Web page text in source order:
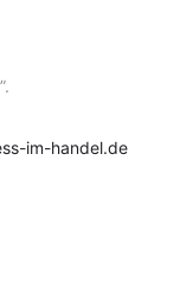
im-handel.de